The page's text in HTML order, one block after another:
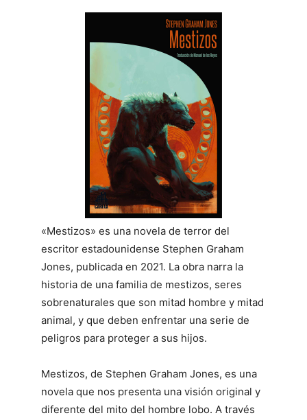
«Mestizos» es una novela de terror del
escritor estadounidense Stephen Graham
Jones, publicada en 2021. La obra narra la
historia de una familia de mestizos, seres
sobrenaturales que son mitad hombre y mitad
animal, y que deben enfrentar una serie de
peligros para proteger a sus hijos.
Mestizos, de Stephen Graham Jones, es una
novela que nos presenta una visión original y
diferente del mito del hombre lobo. A través